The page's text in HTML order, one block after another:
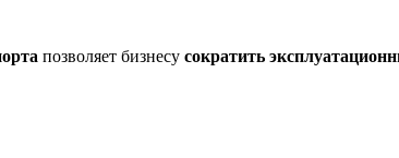
позволяет бизнесу сократить